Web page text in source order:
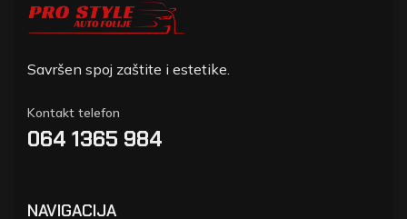
Savršen spoj zaštite i estetike.
Kontakt telefon
064 1365 984
NAVIGACIJA